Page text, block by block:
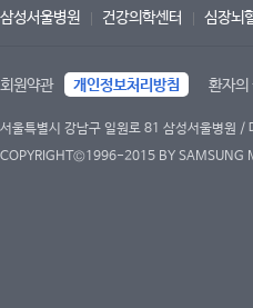
삼성서울병원 건강의학센터 심장뇌
회원약관 개인정보처리방침 환자의
서울특별시 강남구 일원로 81 삼성서울병
COPYRIGHT©1996-2015 BY SAMSUNG